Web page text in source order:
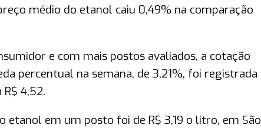
médio do etanol caiu 0,49% na comparação
e com mais postos avaliados, a cotação
percentual na semana, de 3,21%, foi registrada
4,52.
em um posto foi de R$ 3,19 o litro, em São